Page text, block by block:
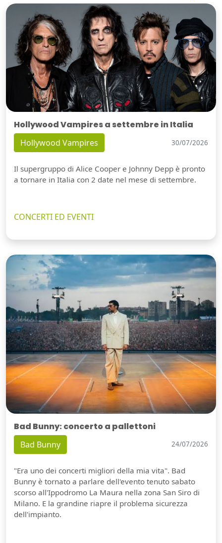
Hollywood Vampires a settembre in Italia
Hollywood Vampires 30/07/2026
Il supergruppo di Alice Cooper e Johnny Depp è pronto
a tornare in Italia con 2 date nel mese di settembre.
CONCERTI ED EVENTI
Bad Bunny: concerto a pallettoni
Bad Bunny 24/07/2026
"Era uno dei concerti migliori della mia vita". Bad
Bunny è tornato a parlare dell'evento tenuto sabato
scorso all'Ippodromo La Maura nella zona San Siro di
Milano. E la grandine riapre il problema sicurezza
dell'impianto.